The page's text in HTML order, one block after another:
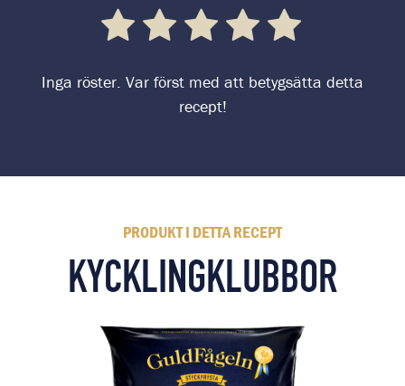
Inga röster. Var först med att betygsätta detta
recept!
PRODUKT I DETTA RECEPT
KYCKLINGKLUBBOR